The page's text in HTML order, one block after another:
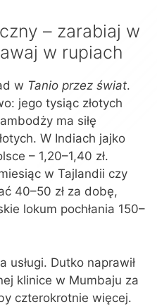
– zarabiaj w
w rupiach
w Tanio przez świat.
jego tysiąc złotych
ma siłę
W Indiach jajko
– 1,20–1,40 zł.
w Tajlandii czy
40–50 zł za dobę,
lokum pochłania 150–
usługi. Dutko naprawił
klinice w Mumbaju za
czterokrotnie więcej.